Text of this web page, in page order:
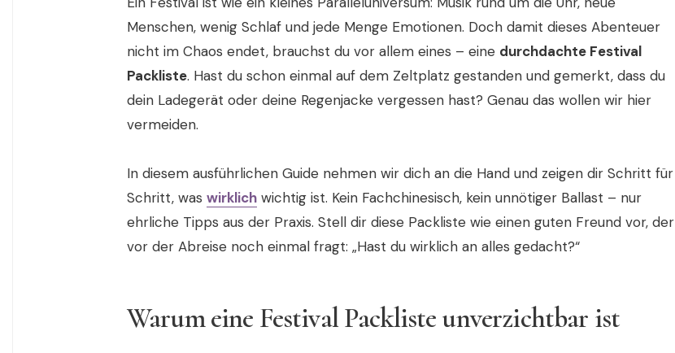
Menschen, wenig Schlaf und jede Menge Emotionen. Doch damit dieses Abenteuer
nicht im Chaos endet, brauchst du vor allem eines – eine durchdachte Festival
Packliste. Hast du schon einmal auf dem Zeltplatz gestanden und gemerkt, dass du
dein Ladegerät oder deine Regenjacke vergessen hast? Genau das wollen wir hier
vermeiden.
In diesem ausführlichen Guide nehmen wir dich an die Hand und zeigen dir Schritt für
Schritt, was wirklich wichtig ist. Kein Fachchinesisch, kein unnötiger Ballast – nur
ehrliche Tipps aus der Praxis. Stell dir diese Packliste wie einen guten Freund vor, der
vor der Abreise noch einmal fragt: „Hast du wirklich an alles gedacht?“
Warum eine Festival Packliste unverzichtbar ist